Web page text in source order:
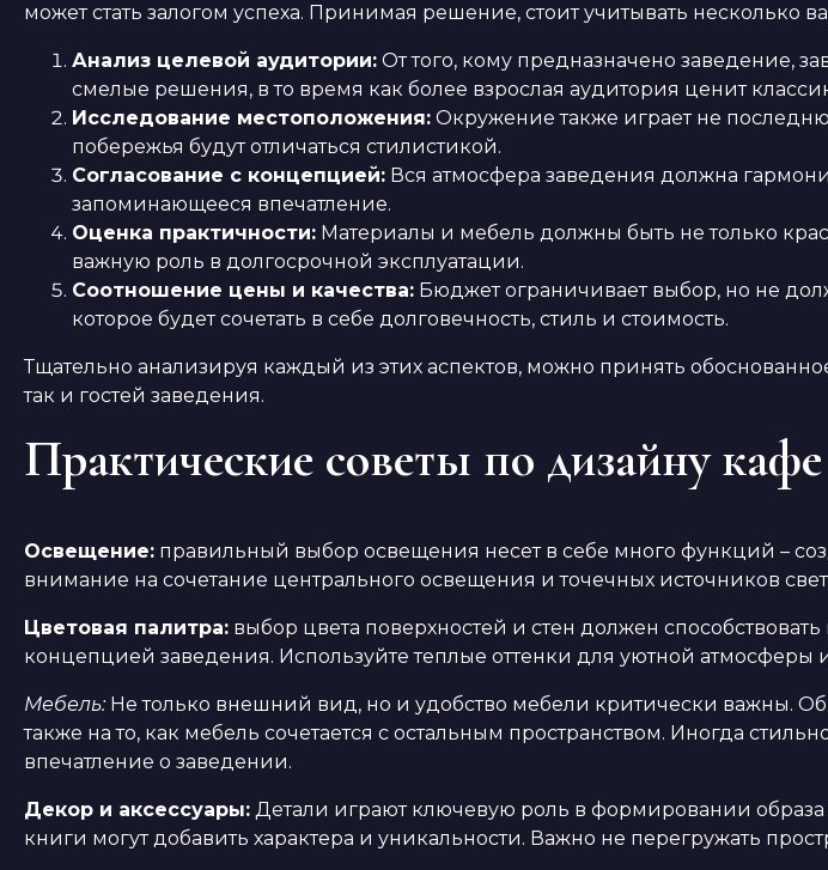
может стать залогом успеха. Принимая решение, стоит учитывать несколько
Анализ целевой аудитории: От того, кому предназначено заведение,
смелые решения, в то время как более взрослая аудитория ценит
Исследование местоположения: Окружение также играет не
побережья будут отличаться стилистикой.
Согласование с концепцией: Вся атмосфера заведения должна
запоминающееся впечатление.
Оценка практичности: Материалы и мебель должны быть не только
важную роль в долгосрочной эксплуатации.
Соотношение цены и качества: Бюджет ограничивает выбор, но не
которое будет сочетать в себе долговечность, стиль и стоимость.
Тщательно анализируя каждый из этих аспектов, можно принять
так и гостей заведения.
Практические советы по дизайну кафе
Освещение: правильный выбор освещения несет в себе много функций –
внимание на сочетание центрального освещения и точечных источников
Цветовая палитра: выбор цвета поверхностей и стен должен
концепцией заведения. Используйте теплые оттенки для уютной
Мебель: Не только внешний вид, но и удобство мебели критически важны.
также на то, как мебель сочетается с остальным пространством. Иногда
впечатление о заведении.
Декор и аксессуары: Детали играют ключевую роль в формировании образа
книги могут добавить характера и уникальности. Важно не перегружать